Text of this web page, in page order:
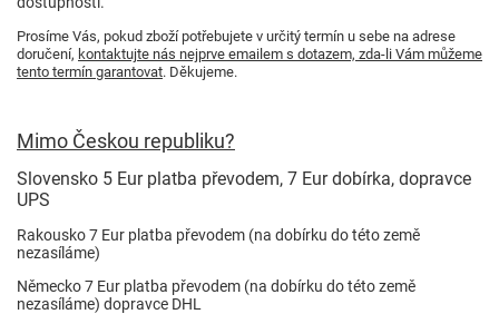
Prosíme Vás, pokud zboží potřebujete v určitý termín u sebe na adrese
doručení, kontaktujte nás nejprve emailem s dotazem, zda-li Vám můžeme
tento termín garantovat. Děkujeme.
Mimo Českou republiku?
Slovensko 5 Eur platba převodem, 7 Eur dobírka, dopravce
UPS
Rakousko 7 Eur platba převodem (na dobírku do této země
nezasíláme)
Německo 7 Eur platba převodem (na dobírku do této země
nezasíláme) dopravce DHL